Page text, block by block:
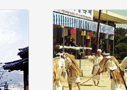
#바보온달